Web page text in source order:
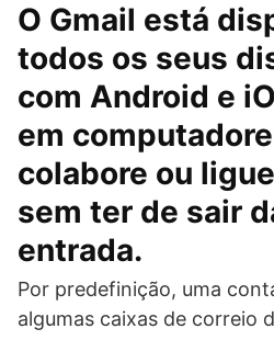
O Gmail está
todos os seus
com Android e
em
colabore ou
sem ter de sair
entrada.
Por predefinição, uma
algumas caixas de correio